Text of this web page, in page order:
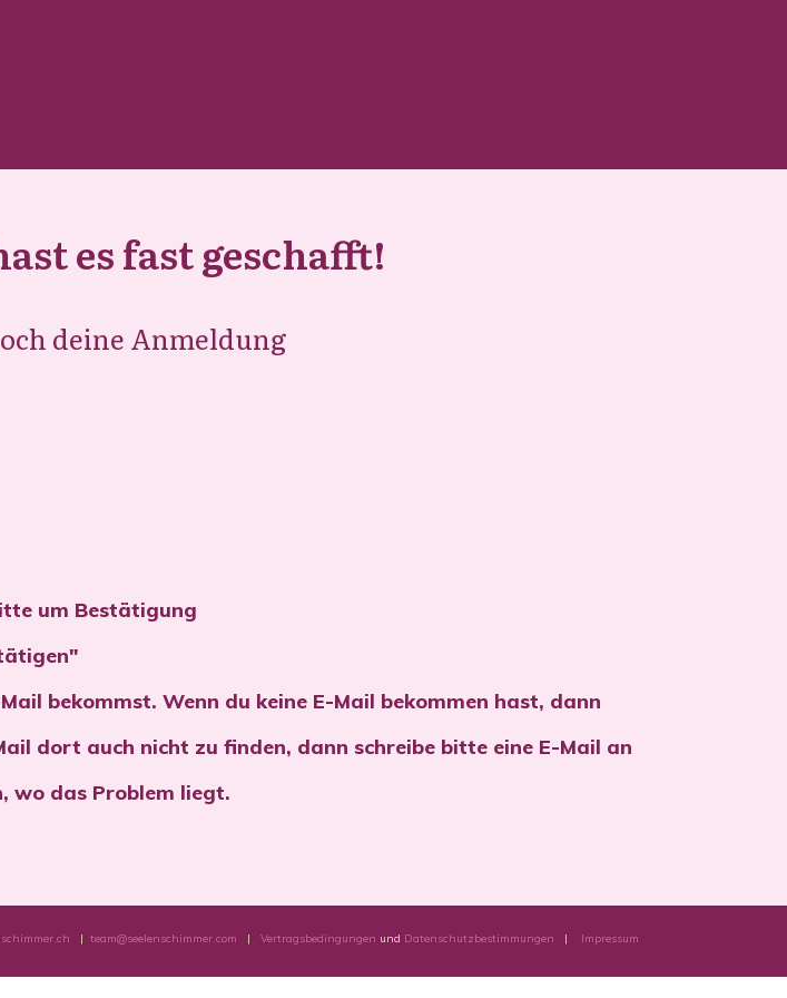
es fast geschafft!
deine Anmeldung
um Bestätigung
bekommst. Wenn du keine E-Mail bekommen hast, dann
dort auch nicht zu finden, dann schreibe bitte eine E-Mail an
wo das Problem liegt.
| team@seelenschimmer.com | Vertragsbedingungen und Datenschutzbestimmungen | Impressum